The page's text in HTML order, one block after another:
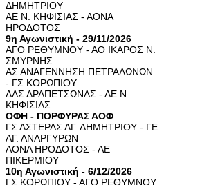
ΔΗΜΗΤΡΙΟΥ
ΑΕ Ν. ΚΗΦΙΣΙΑΣ - ΑΟΝΑ
ΗΡΟΔΟΤΟΣ
9η Αγωνιστική - 29/11/2026
ΑΓΟ ΡΕΘΥΜΝΟΥ - ΑΟ ΙΚΑΡΟΣ Ν.
ΣΜΥΡΝΗΣ
ΑΣ ΑΝΑΓΕΝΝΗΣΗ ΠΕΤΡΑΛΩΝΩΝ
- ΓΣ ΚΟΡΩΠΙΟΥ
ΔΑΣ ΔΡΑΠΕΤΣΩΝΑΣ - ΑΕ Ν.
ΚΗΦΙΣΙΑΣ
ΟΦΗ - ΠΟΡΦΥΡΑΣ ΑΟΦ
ΓΣ ΑΣΤΕΡΑΣ ΑΓ. ΔΗΜΗΤΡΙΟΥ - ΓΕ
ΑΓ. ΑΝΑΡΓΥΡΩΝ
ΑΟΝΑ ΗΡΟΔΟΤΟΣ - ΑΕ
ΠΙΚΕΡΜΙΟΥ
10η Αγωνιστική - 6/12/2026
ΓΣ ΚΟΡΩΠΙΟΥ - ΑΓΟ ΡΕΘΥΜΝΟΥ